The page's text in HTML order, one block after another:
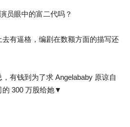
员眼中的富二代吗？
有逼格，编剧在数额方面的描写还
有钱到为了求 Angelababy 原谅自
的 300 万股给她▼